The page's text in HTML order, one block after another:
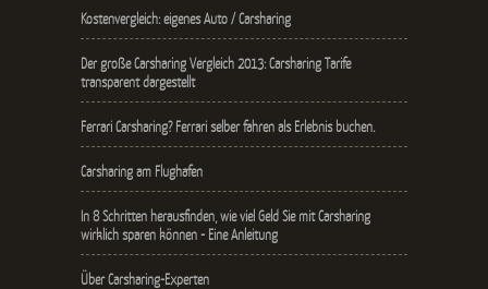
Kostenvergleich: eigenes Auto / Carsharing
Der große Carsharing Vergleich 2013: Carsharing Tarife
transparent dargestellt
Ferrari Carsharing? Ferrari selber fahren als Erlebnis buchen.
Carsharing am Flughafen
In 8 Schritten herausfinden, wie viel Geld Sie mit Carsharing
wirklich sparen können - Eine Anleitung
Über Carsharing-Experten